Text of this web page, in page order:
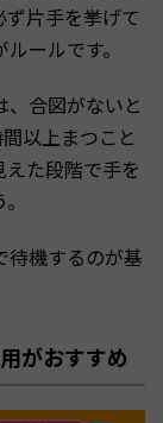
片手を挙げて
ールです。
、合図がないと
以上まつこと
た段階で手を
待機するのが基
がおすすめ